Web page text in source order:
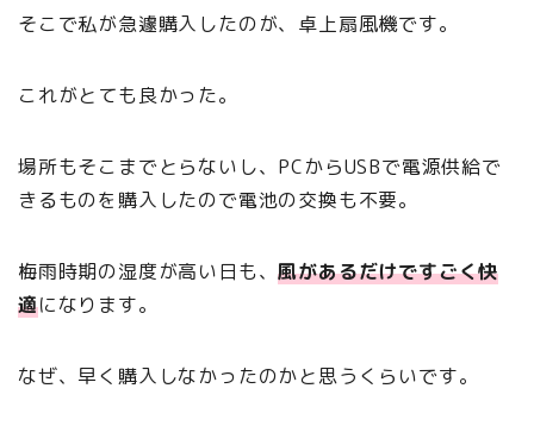
そこで私が急遽購入したのが、卓上扇風機です。
これがとても良かった。
場所もそこまでとらないし、PCからUSBで電源供給で
きるものを購入したので電池の交換も不要。
梅雨時期の湿度が高い日も、風があるだけですごく快
適になります。
なぜ、早く購入しなかったのかと思うくらいです。